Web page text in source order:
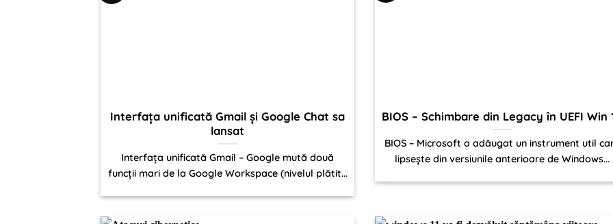
Interfața unificată Gmail și Google Chat sa
lansat
Interfața unificată Gmail – Google mută două
funcții mari de la Google Workspace (nivelul plătit...
BIOS – Schimbare din Legacy în UEFI Win
BIOS – Microsoft a adăugat un instrument util
lipsește din versiunile anterioare de Windows...